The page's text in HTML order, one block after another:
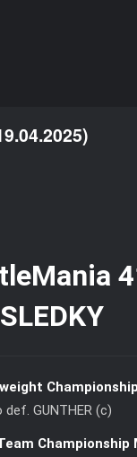
def. GUNTHER (c)
Championship